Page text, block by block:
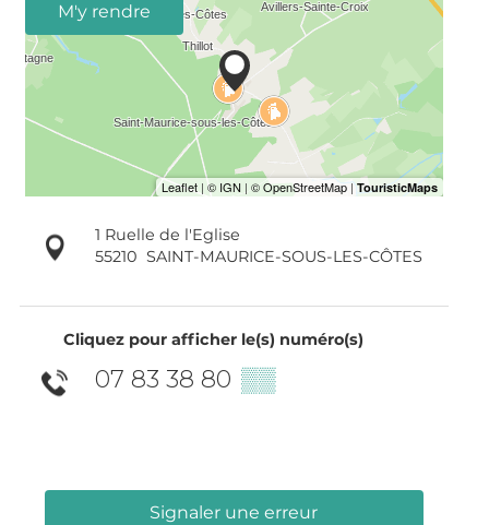
M'y rendre
1 Ruelle de l'Eglise
55210 SAINT-MAURICE-SOUS-LES-CÔTES
Cliquez pour afficher le(s) numéro(s)
07 83 38 80 ▒▒
Signaler une erreur